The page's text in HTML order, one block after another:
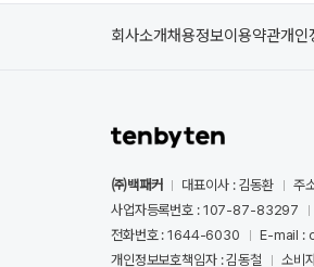
회사소개채용정보이용약관개인
㈜백패커 대표이사 : 김동환
주
사업자등록번호 : 107-87-83297
전화번호 : 1644-6030
E-mail :
개인정보보호책임자 : 김동철
소비